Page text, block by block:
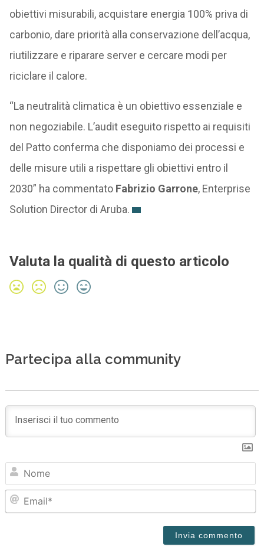
obiettivi misurabili, acquistare energia 100% priva di
carbonio, dare priorità alla conservazione dell’acqua,
riutilizzare e riparare server e cercare modi per
riciclare il calore.
“La neutralità climatica è un obiettivo essenziale e
non negoziabile. L’audit eseguito rispetto ai requisiti
del Patto conferma che disponiamo dei processi e
delle misure utili a rispettare gli obiettivi entro il
2030” ha commentato Fabrizio Garrone, Enterprise
Solution Director di Aruba.
Valuta la qualità di questo articolo
Partecipa alla community